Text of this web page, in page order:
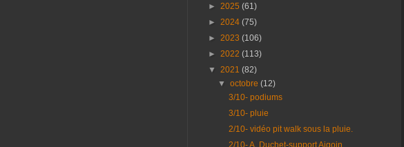
► 2025 (61)
► 2024 (75)
► 2023 (106)
► 2022 (113)
▼ 2021 (82)
▼octobre(12)
3/10- podiums
3/10- pluie
2/10- vidéo pit walk sous la pluie.
2/10- A. Duchet-support Aigoin